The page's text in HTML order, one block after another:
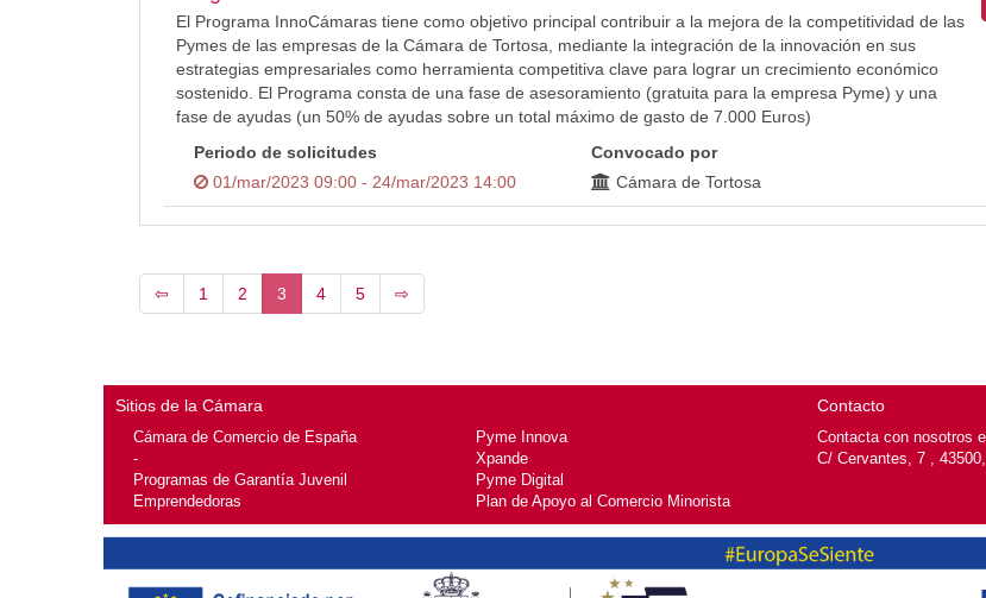
El Programa InnoCámaras tiene como objetivo principal contribuir a la mejora de la competitividad de las
Pymes de las empresas de la Cámara de Tortosa, mediante la integración de la innovación en sus
estrategias empresariales como herramienta competitiva clave para lograr un crecimiento económico
sostenido. El Programa consta de una fase de asesoramiento (gratuita para la empresa Pyme) y una
fase de ayudas (un 50% de ayudas sobre un total máximo de gasto de 7.000 Euros)
Periodo de solicitudes
01/mar/2023 09:00 - 24/mar/2023 14:00
Convocado por
Cámara de Tortosa
⇦ 1 2 3 4 5 ⇨
Sitios de la Cámara
Cámara de Comercio de España
-
Programas de Garantía Juvenil
Emprendedoras
Pyme Innova
Xpande
Pyme Digital
Plan de Apoyo al Comercio Minorista
Contacto
Contacta con nosotros
C/ Cervantes, 7 ,